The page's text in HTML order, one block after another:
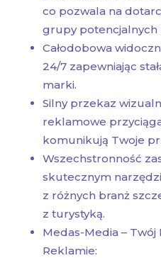
co pozwala na
grupy potencjalnych
Całodobowa
24/7 zapewniając
marki.
Silny przekaz
reklamowe
komunikują Twoje
Wszechstronność
skutecznym
z różnych branż
z turystyką.
Medas-Media –
Reklamie: